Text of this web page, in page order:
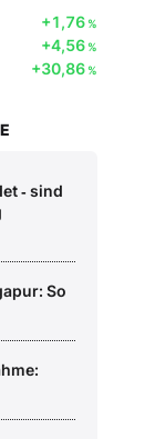
+1,76%
+4,56%
+30,86%
‑ sind
So